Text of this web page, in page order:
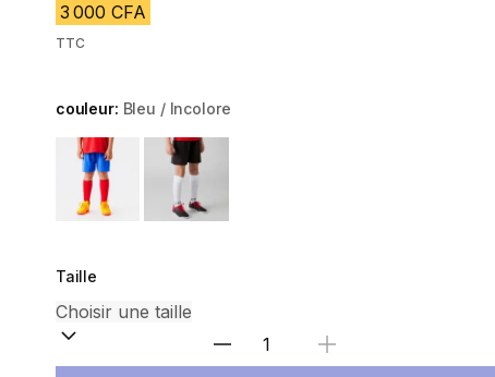
3 000 CFA
TTC
couleur: Bleu / Incolore
Choose a variant
Taille
Choisir une quantité